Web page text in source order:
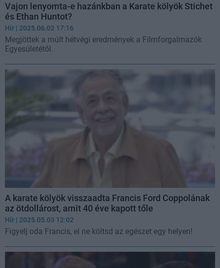
Vajon lenyomta-e hazánkban a Karate kölyök Stichet
és Ethan Huntot?
Hír | 2025.06.02 17:16
Megjöttek a múlt hétvégi eredmények a Filmforgalmazók
Egyesületétől.
A karate kölyök visszaadta Francis Ford Coppolának
az ötdollárost, amit 40 éve kapott tőle
Hír | 2025.05.03 12:02
Figyelj oda Francis, el ne költsd az egészet egy helyen!